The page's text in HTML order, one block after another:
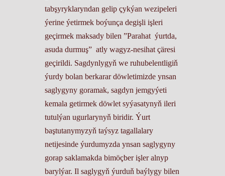
tabşyryklaryndan gelip çykýan wezipeleri
ýerine ýetirmek boýunça degişli işleri
geçirmek maksady bilen ”Parahat ýurtda,
asuda durmuş” atly wagyz-nesihat çäresi
geçirildi. Sagdynlygyň we ruhubelentligiň
ýurdy bolan berkarar döwletimizde ynsan
saglygyny goramak, sagdyn jemgyýeti
kemala getirmek döwlet syýasatynyň ileri
tutulýan ugurlarynyň biridir. Ýurt
baştutanymyzyň taýsyz tagallalary
netijesinde ýurdumyzda ynsan saglygyny
gorap saklamakda bimöçber işler alnyp
barylýar. Il saglygyň ýurduň baýlygy bilen